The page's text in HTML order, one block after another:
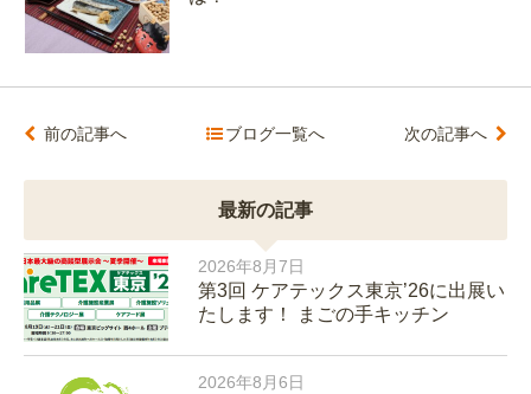
前の記事へ ブログ一覧へ 次の記事へ
最新の記事
2026年8月7日
第3回 ケアテックス東京’26に出展い
たします！ まごの手キッチン
2026年8月6日